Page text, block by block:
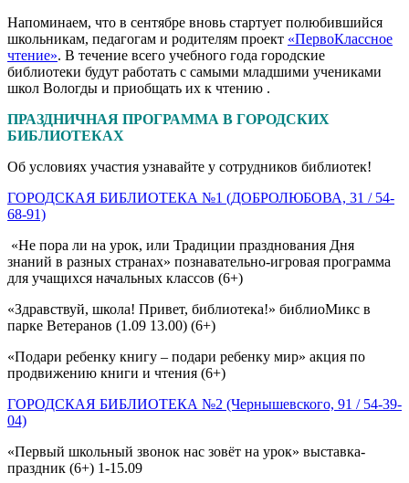
Напоминаем, что в сентябре вновь стартует полюбившийся
школьникам, педагогам и родителям проект «ПервоКлассное
чтение». В течение всего учебного года городские
библиотеки будут работать с самыми младшими учениками
школ Вологды и приобщать их к чтению .
ПРАЗДНИЧНАЯ ПРОГРАММА В ГОРОДСКИХ
БИБЛИОТЕКАХ
Об условиях участия узнавайте у сотрудников библиотек!
ГОРОДСКАЯ БИБЛИОТЕКА №1 (ДОБРОЛЮБОВА, 31 / 54-
68-91)
«Не пора ли на урок, или Традиции празднования Дня
знаний в разных странах» познавательно-игровая программа
для учащихся начальных классов (6+)
«Здравствуй, школа! Привет, библиотека!» библиоМикс в
парке Ветеранов (1.09 13.00) (6+)
«Подари ребенку книгу – подари ребенку мир» акция по
продвижению книги и чтения (6+)
ГОРОДСКАЯ БИБЛИОТЕКА №2 (Чернышевского, 91 / 54-39-
04)
«Первый школьный звонок нас зовёт на урок» выставка-
праздник (6+) 1-15.09